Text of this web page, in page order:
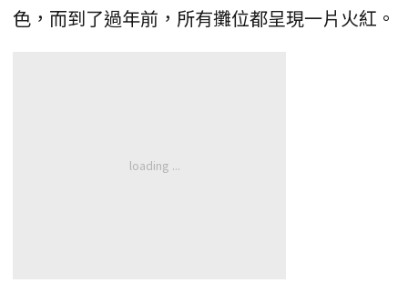
色，而到了過年前，所有攤位都呈現一片火紅。